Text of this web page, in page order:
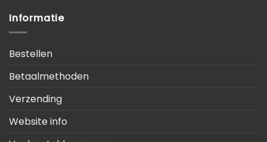
Informatie
Bestellen
Betaalmethoden
Verzending
Website info